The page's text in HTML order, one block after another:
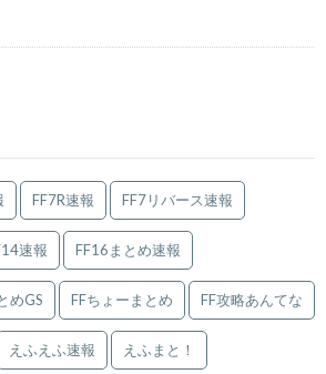
FF7R速報 FF7リバース速報
速報 FF16まとめ速報
めGS FFちょーまとめ FF攻略あんてな
えふえふ速報 えふまと！